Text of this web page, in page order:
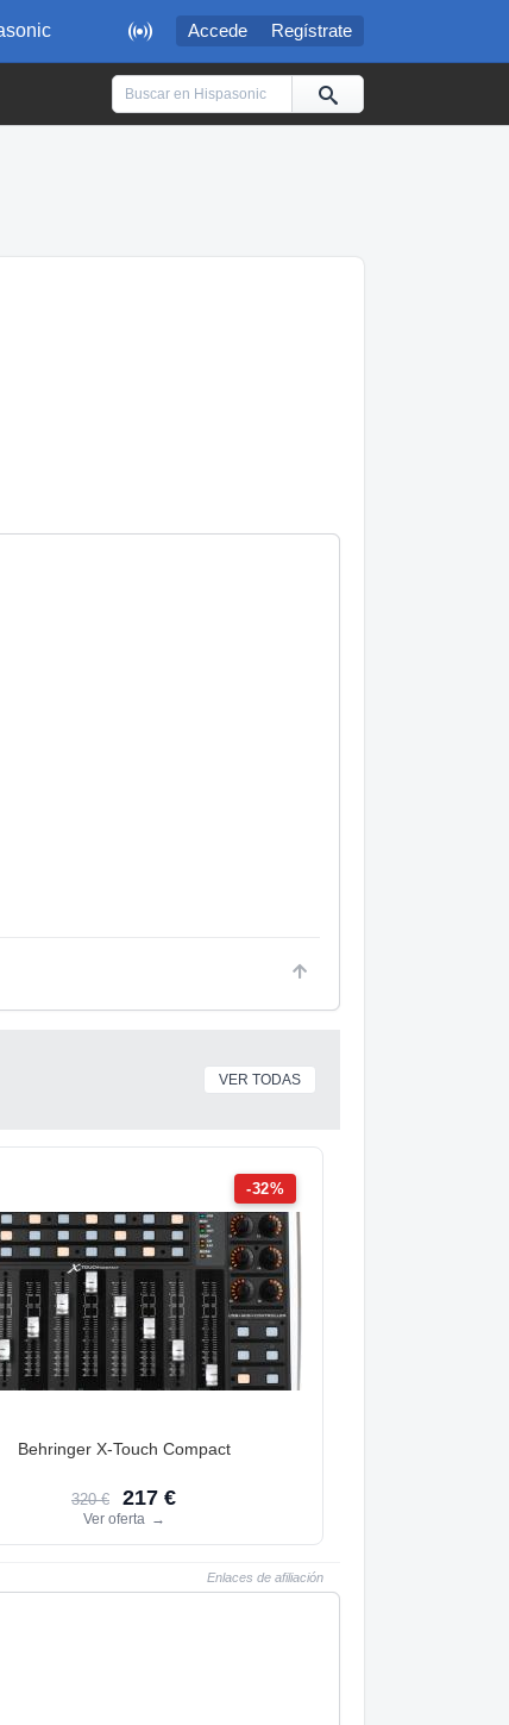
 Accede Regístrate
VER TODAS
-32%
Behringer X-Touch Compact
320 € 217 €
Ver oferta →
Enlaces de afiliación